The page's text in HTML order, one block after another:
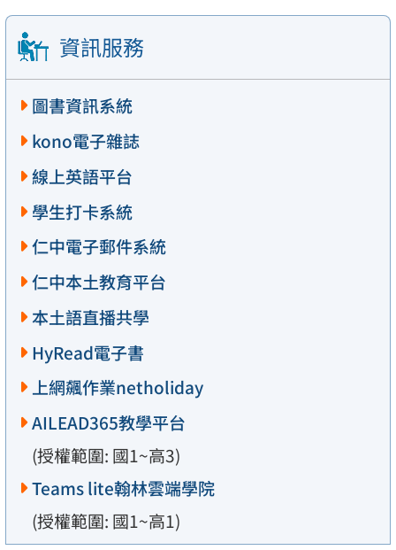
資訊服務
圖書資訊系統
kono電子雜誌
線上英語平台
學生打卡系統
仁中電子郵件系統
仁中本土教育平台
本土語直播共學
HyRead電子書
上網飆作業netholiday
AILEAD365教學平台
(授權範圍: 國1~高3)
Teams lite翰林雲端學院
(授權範圍: 國1~高1)